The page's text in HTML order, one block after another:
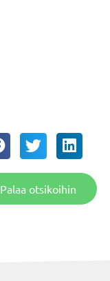
Palaa otsikoihin